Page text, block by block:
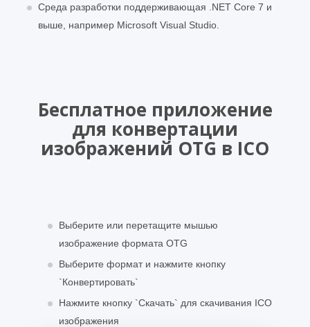
Среда разработки поддерживающая .NET Core 7 и
выше, например Microsoft Visual Studio.
Бесплатное приложение
для конвертации
изображений OTG в ICO
Выберите или перетащите мышью
изображение формата OTG
Выберите формат и нажмите кнопку
`Конвертировать`
Нажмите кнопку `Скачать` для скачивания ICO
изображения